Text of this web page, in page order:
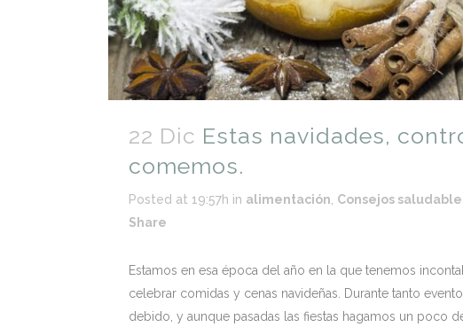
22 Dic Estas navidades,
comemos.
Posted at 19:57h in alimentación Consejos
Share
Estamos en esa época del año en la que tenemos
celebrar comidas y cenas navideñas. Durante tanto
debido, y aunque pasadas las fiestas hagamos un poco de